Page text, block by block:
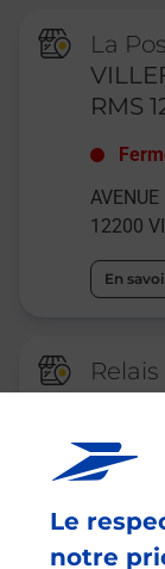
Le
notre
La
RMS
12200
En
125
12200